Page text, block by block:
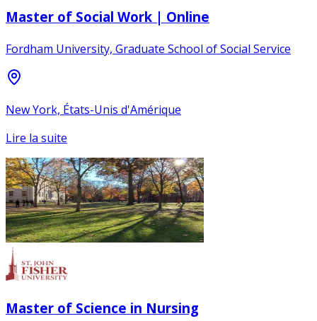
Master of Social Work | Online
Fordham University, Graduate School of Social Service
New York, États-Unis d'Amérique
Lire la suite
Master of Science in Nursing